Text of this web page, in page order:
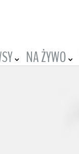
NA ŻYWO